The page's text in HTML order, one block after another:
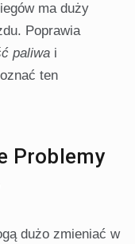
ma duży
Poprawia
paliwa i
ten
Problemy
dużo zmieniać w